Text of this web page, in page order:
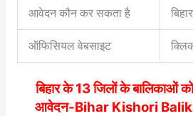
आवेदन कौन कर सकता है
ऑफिसियल वेबसाइट
बिहार के 13 जिलों के बालिकाओं
आवेदन-Bihar Kishori